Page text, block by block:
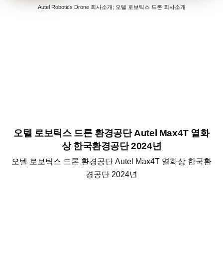
Autel Robotics Drone 회사소개; 오텔 로보틱스 드론 회사소개
오텔 로보틱스 드론 환경공단 Autel Max4T 열화
상 한국환경공단 2024년
오텔 로보틱스 드론 환경공단 Autel Max4T 열화상 한국환
경공단 2024년